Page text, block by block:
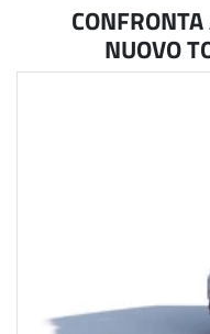
NUOVO